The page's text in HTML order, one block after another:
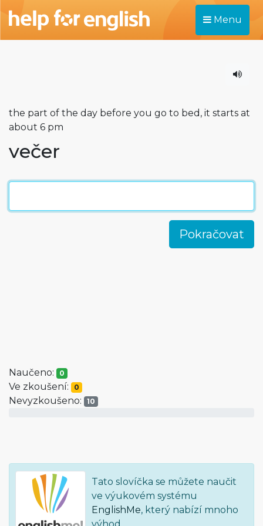
Menu
the part of the day before you go to bed, it starts at
about 6 pm
večer
Naučeno: 0
Ve zkoušení: 0
Nevyzkoušeno: 10
Tato slovíčka se můžete naučit
ve výukovém systému
EnglishMe, který nabízí mnoho